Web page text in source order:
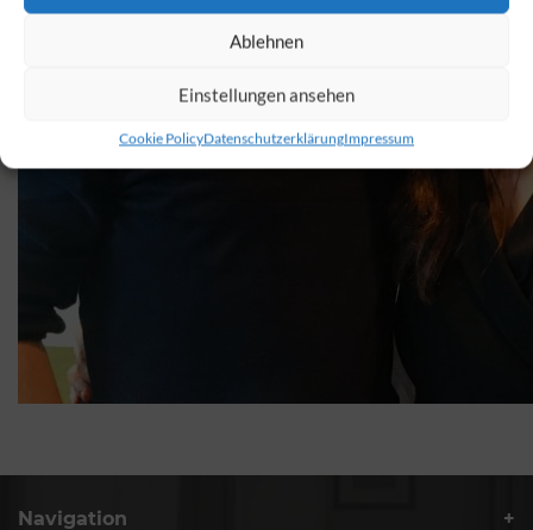
Ablehnen
Einstellungen ansehen
Cookie PolicyDatenschutzerklärungImpressum
Navigation